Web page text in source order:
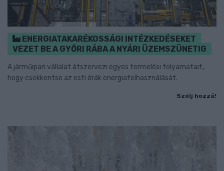
ENERGIATAKARÉKOSSÁGI INTÉZKEDÉSEKET
VEZET BE A GYŐRI RÁBA A NYÁRI ÜZEMSZÜNETIG
A járműipari vállalat átszervezi egyes termelési folyamatait,
hogy csökkentse az esti órák energiafelhasználását.
Szólj hozzá!